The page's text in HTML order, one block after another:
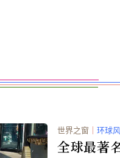
世界之窗 环球
全球最著